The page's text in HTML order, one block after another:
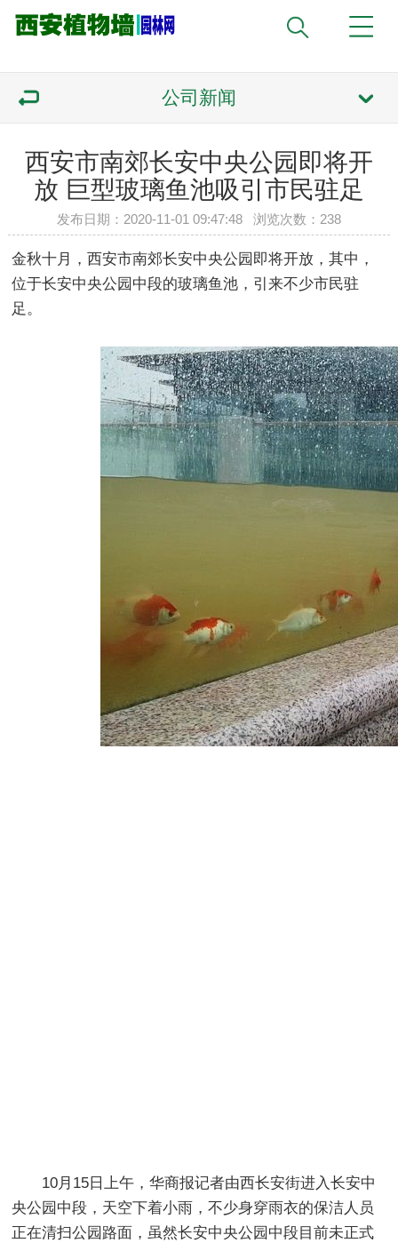
公司新闻
西安市南郊长安中央公园即将开
放 巨型玻璃鱼池吸引市民驻足
发布日期：2020-11-01 09:47:48 浏览次数： 238
金秋十月，西安市南郊长安中央公园即将开放，其中，
位于长安中央公园中段的玻璃鱼池，引来不少市民驻
足。
10月15日上午，华商报记者由西长安街进入长安中
央公园中段，天空下着小雨，不少身穿雨衣的保洁人员
正在清扫公园路面，虽然长安中央公园中段目前未正式